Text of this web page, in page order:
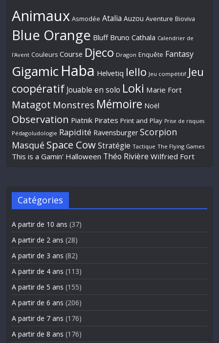
Animaux Asmodée Atalia Auzou Aventure Bioviva
Blue Orange Bluff Bruno Cathala Calendrier de
l'Avent Couleurs Course Djeco Dragon Enquête Fantasy
Gigamic Haba Helvetiq Iello Jeu compétitif Jeu
coopératif Jouable en solo Loki Marie Fort
Matagot Monstres Mémoire Noël
Observation Piatnik Pirates Print and Play Prise de risques
Pédagoludologie Rapidité Ravensburger Scorpion
Masqué Space Cow Stratégie Tactique The Flying Games
This is a Gamin' Halloween Théo Rivière Wilfried Fort
Catégories
A partir de 10 ans (37)
A partir de 2 ans (28)
A partir de 3 ans (82)
A partir de 4 ans (113)
A partir de 5 ans (155)
A partir de 6 ans (206)
A partir de 7 ans (176)
A partir de 8 ans (176)